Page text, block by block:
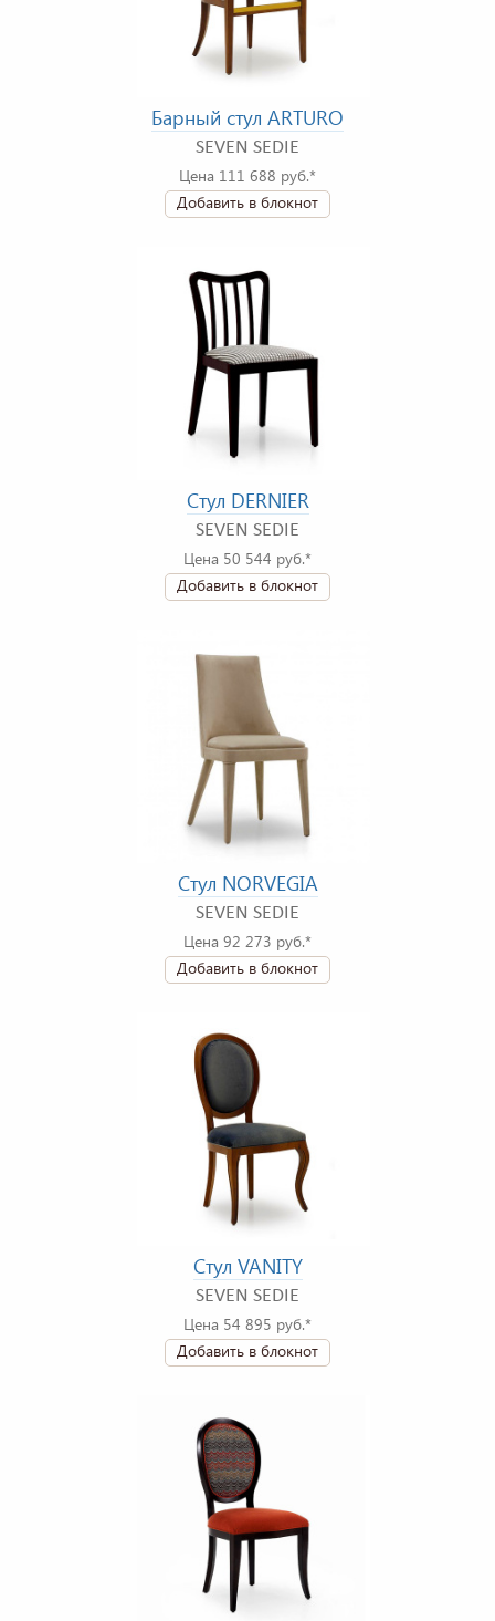
Барный стул ARTURO
SEVEN SEDIE
Цена 111 688 руб.*
Добавить в блокнот
Стул DERNIER
SEVEN SEDIE
Цена 50 544 руб.*
Добавить в блокнот
Стул NORVEGIA
SEVEN SEDIE
Цена 92 273 руб.*
Добавить в блокнот
Стул VANITY
SEVEN SEDIE
Цена 54 895 руб.*
Добавить в блокнот